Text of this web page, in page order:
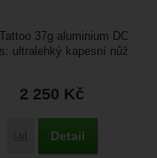
2 250 Kč
Porovnat
Detail
37g aluminium DC
ultralehký kapesní nůž